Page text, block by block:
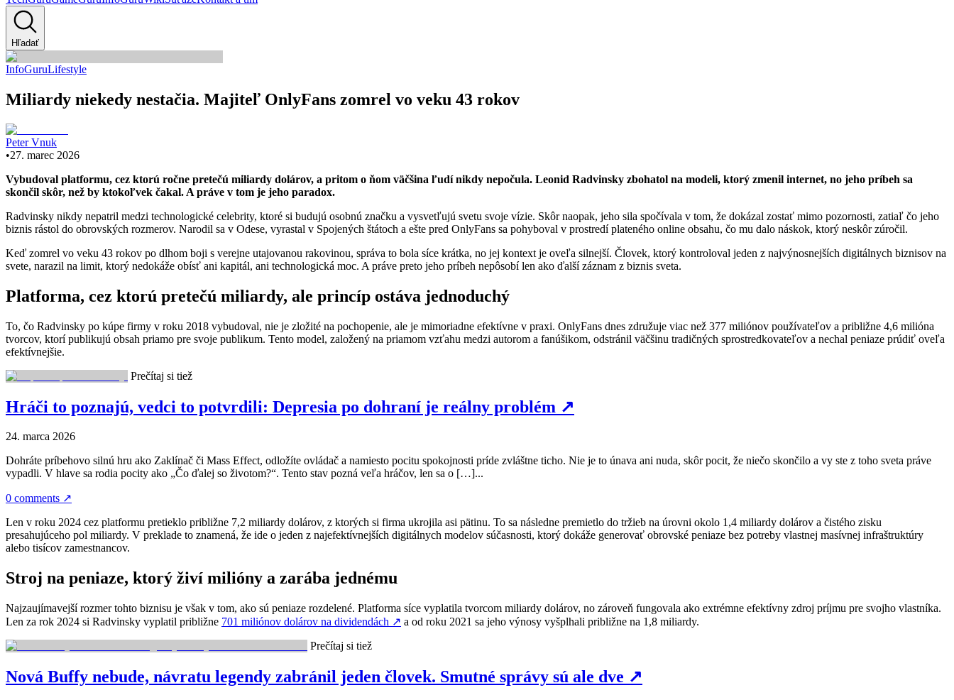
Hľadať
InfoGuruLifestyle
Miliardy niekedy nestačia. Majiteľ OnlyFans zomrel vo veku 43 rokov
Peter Vnuk
•27. marec 2026
Vybudoval platformu, cez ktorú ročne pretečú miliardy dolárov, a pritom o ňom väčšina ľudí nikdy nepočula. Leonid Radvinsky zbohatol na modeli, ktorý zmenil internet, no jeho príbeh sa
skončil skôr, než by ktokoľvek čakal. A práve v tom je jeho paradox.
Radvinsky nikdy nepatril medzi technologické celebrity, ktoré si budujú osobnú značku a vysvetľujú svetu svoje vízie. Skôr naopak, jeho sila spočívala v tom, že dokázal zostať mimo pozornosti, zatiaľ čo jeho
biznis rástol do obrovských rozmerov. Narodil sa v Odese, vyrastal v Spojených štátoch a ešte pred OnlyFans sa pohyboval v prostredí plateného online obsahu, čo mu dalo náskok, ktorý neskôr zúročil.
Keď zomrel vo veku 43 rokov po dlhom boji s verejne utajovanou rakovinou, správa to bola síce krátka, no jej kontext je oveľa silnejší. Človek, ktorý kontroloval jeden z najvýnosnejších digitálnych biznisov na
svete, narazil na limit, ktorý nedokáže obísť ani kapitál, ani technologická moc. A práve preto jeho príbeh nepôsobí len ako ďalší záznam z biznis sveta.
Platforma, cez ktorú pretečú miliardy, ale princíp ostáva jednoduchý
To, čo Radvinsky po kúpe firmy v roku 2018 vybudoval, nie je zložité na pochopenie, ale je mimoriadne efektívne v praxi. OnlyFans dnes združuje viac než 377 miliónov používateľov a približne 4,6 milióna
tvorcov, ktorí publikujú obsah priamo pre svoje publikum. Tento model, založený na priamom vzťahu medzi autorom a fanúšikom, odstránil väčšinu tradičných sprostredkovateľov a nechal peniaze prúdiť oveľa
efektívnejšie.
Prečítaj si tiež
Hráči to poznajú, vedci to potvrdili: Depresia po dohraní je reálny problém ↗
24. marca 2026
Dohráte príbehovo silnú hru ako Zaklínač či Mass Effect, odložíte ovládač a namiesto pocitu spokojnosti príde zvláštne ticho. Nie je to únava ani nuda, skôr pocit, že niečo skončilo a vy ste z toho sveta práve
vypadli. V hlave sa rodia pocity ako „Čo ďalej so životom?“. Tento stav pozná veľa hráčov, len sa o […]...
0 comments ↗
Len v roku 2024 cez platformu pretieklo približne 7,2 miliardy dolárov, z ktorých si firma ukrojila asi pätinu. To sa následne premietlo do tržieb na úrovni okolo 1,4 miliardy dolárov a čistého zisku
presahujúceho pol miliardy. V preklade to znamená, že ide o jeden z najefektívnejších digitálnych modelov súčasnosti, ktorý dokáže generovať obrovské peniaze bez potreby vlastnej masívnej infraštruktúry
alebo tisícov zamestnancov.
Stroj na peniaze, ktorý živí milióny a zarába jednému
Najzaujímavejší rozmer tohto biznisu je však v tom, ako sú peniaze rozdelené. Platforma síce vyplatila tvorcom miliardy dolárov, no zároveň fungovala ako extrémne efektívny zdroj príjmu pre svojho vlastníka.
Len za rok 2024 si Radvinsky vyplatil približne 701 miliónov dolárov na dividendách ↗ a od roku 2021 sa jeho výnosy vyšplhali približne na 1,8 miliardy.
Prečítaj si tiež
Nová Buffy nebude, návratu legendy zabránil jeden človek. Smutné správy sú ale dve ↗